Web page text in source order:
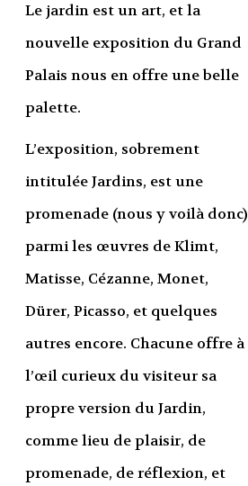
Le jardin est un art, et la
nouvelle exposition du Grand
Palais nous en offre une belle
palette.
L’exposition, sobrement
intitulée Jardins, est une
promenade (nous y voilà donc)
parmi les œuvres de Klimt,
Matisse, Cézanne, Monet,
Dürer, Picasso, et quelques
autres encore. Chacune offre à
l’œil curieux du visiteur sa
propre version du Jardin,
comme lieu de plaisir, de
promenade, de réflexion, et